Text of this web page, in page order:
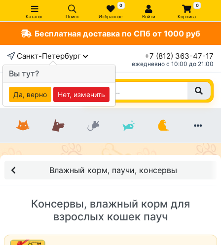
Каталог Поиск
0
Избранное Войти
0
Корзина
Бесплатная доставка по СПб от 1000 руб
Санкт-Петербург +7 (812) 363-47-17
ежедневно c 10:00 до 21:00
Влажный корм, паучи, консервы
Консервы, влажный корм для
взрослых кошек пауч
Вы тут?
Да, верно Нет, изменить